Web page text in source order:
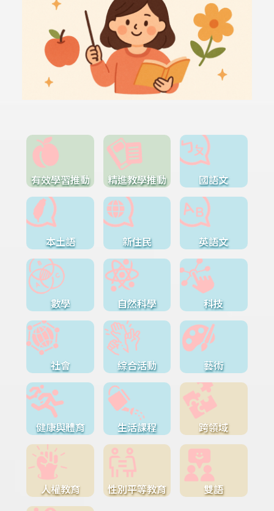
有效學習推動 精進教學推動 國語文
本土語 新住民 英語文
數學 自然科學 科技
社會 綜合活動 藝術
健康與體育 生活課程 跨領域
人權教育 性別平等教育 雙語